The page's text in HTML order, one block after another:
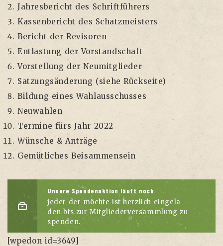
Jah­res­be­richt des Schriftführers
Kas­sen­be­richt des Schatzmeisters
Bericht der Revisoren
Ent­las­tung der Vorstandschaft
Vor­stel­lung der Neumitglieder
Sat­zungs­än­de­rung (sie­he Rückseite)
Bil­dung eines Wahlausschusses
Neu­wah­len
Ter­mi­ne fürs Jahr 2022
Wün­sche & Anträge
Gemüt­li­ches Beisammensein
Unse­re Spen­den­ak­ti­on läuft noch
jeder der möch­te ist herz­lich ein­ge­la­
den bis zur Mit­glie­der­ver­samm­lung zu
spenden.
[wpe­don id=3649]